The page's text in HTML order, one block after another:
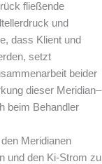
fließende
und
dass Klient und
setzt
beider
dieser Meridian–
beim Behandler
Meridianen
und den Ki-Strom zu